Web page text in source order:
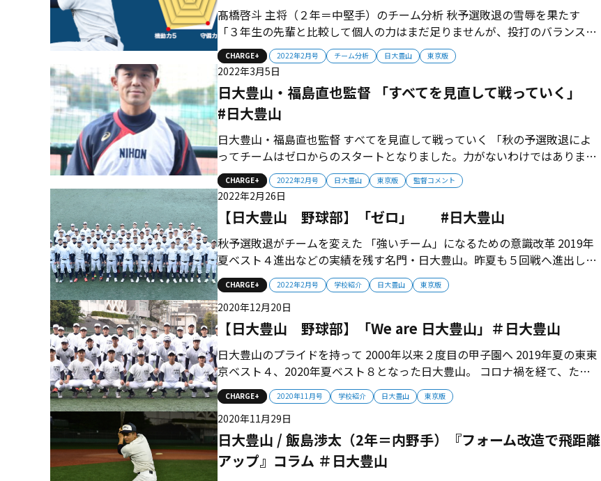
CHARGE+ 2022年2月号 チーム分析 日大豊山 東京版
髙橋啓斗 主将（２年＝中堅手）のチーム分析 秋予選敗退の雪辱を果たす
「３年生の先輩と比較して個人の力はまだ足りませんが、投打のバランスが
整っているチームです。足を使える選手も多く、機動力を生かした攻撃にも
トライしています。秋予選敗退の雪辱を、春・夏に果たしたいと思いま
す」...
CHARGE+ 2022年2月号 日大豊山 東京版 監督コメント
日大豊山・福島直也監督 「すべてを見直して戦っていく」
#日大豊山
2022年3月5日
日大豊山・福島直也監督 すべてを見直して戦っていく 「秋の予選敗退によ
ってチームはゼロからのスタートとなりました。力がないわけではありませ
んが、勝つチームではなかったということ。今までの取り組みのすべてを見
直してトレーニングへ向き合っています」 【監督プロフィール】1985年生
まれ。日大豊山—日大。大学卒業後、日大豊山...
CHARGE+ 2022年2月号 学校紹介 日大豊山 東京版
【日大豊山 野球部】「ゼロ」 #日大豊山
2022年2月26日
秋予選敗退がチームを変えた 「強いチーム」になるための意識改革 2019年
夏ベスト４進出などの実績を残す名門・日大豊山。昨夏も５回戦へ進出した
チームだが、新チームは秋予選敗退というスタートとなった。敗戦を受け止
めたチームはゼロからの出直しを図った。 ■秋は予選で城東に惜敗 夏のチ
ームは、大型左腕・玉井皓一朗（３年）らを...
CHARGE+ 2020年11月号 学校紹介 日大豊山 東京版
【日大豊山 野球部】「We are 日大豊山」＃日大豊山
2020年12月20日
日大豊山のプライドを持って 2000年以来２度目の甲子園へ 2019年夏の東東
京ベスト４、2020年夏ベスト８となった日大豊山。 コロナ禍を経て、たく
ましさが増したチームは、「We are 日大豊山」をスローガンに東京制覇、そ
して2000年以来２度目の甲子園を目指す。 2020年11月号掲載 ■１・２年生
総勢57人の...
日大豊山 / 飯島渉太（2年＝内野手）『フォーム改造で飛距離
アップ』コラム ＃日大豊山
2020年11月29日